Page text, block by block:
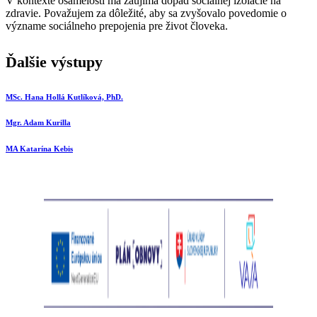
zdravie. Považujem za dôležité, aby sa zvyšovalo povedomie o
význame sociálneho prepojenia pre život človeka.
Ďalšie výstupy
MSc. Hana Hollá Kutlíková, PhD.
Mgr. Adam Kurilla
MA Katarína Kebis